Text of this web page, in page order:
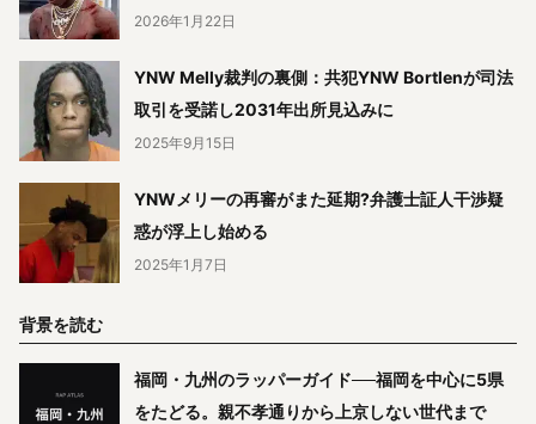
2026年1月22日
YNW Melly裁判の裏側：共犯YNW Bortlenが司法
取引を受諾し2031年出所見込みに
2025年9月15日
YNWメリーの再審がまた延期?弁護士証人干渉疑
惑が浮上し始める
2025年1月7日
背景を読む
福岡・九州のラッパーガイド──福岡を中心に5県
をたどる。親不孝通りから上京しない世代まで